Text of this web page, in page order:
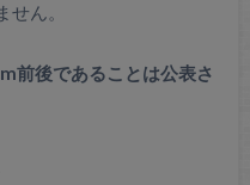
ん。
前後であることは公表さ